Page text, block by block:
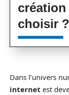
choisir ?
Dans l’univers
internet est